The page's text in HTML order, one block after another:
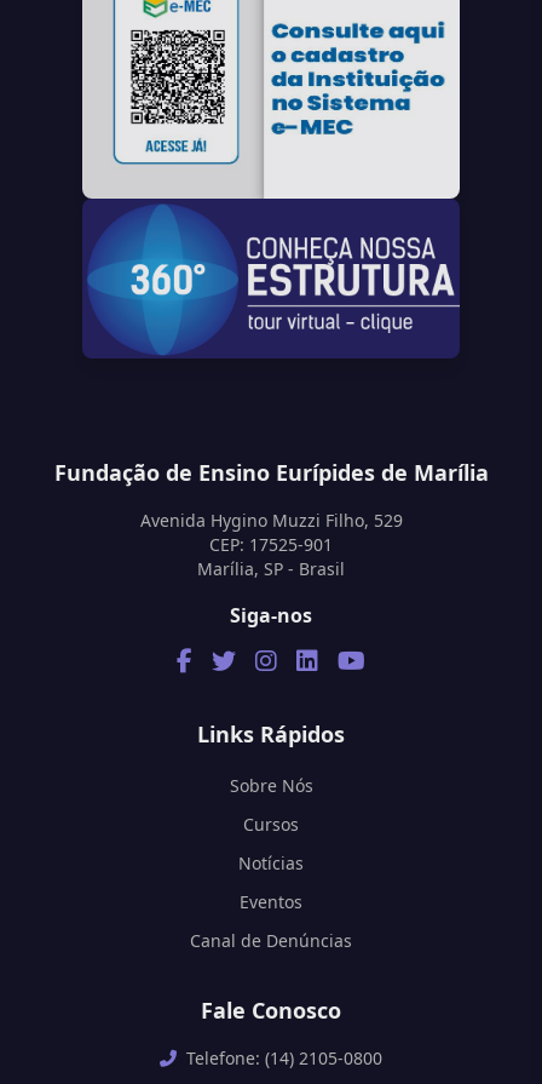
Fundação de Ensino Eurípides de Marília
Avenida Hygino Muzzi Filho, 529
CEP: 17525-901
Marília, SP - Brasil
Siga-nos
Links Rápidos
Sobre Nós
Cursos
Notícias
Eventos
Canal de Denúncias
Fale Conosco
Telefone: (14) 2105-0800